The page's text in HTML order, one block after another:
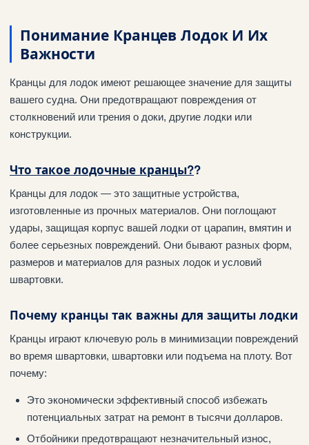
Понимание Кранцев Лодок И Их
Важности
Кранцы для лодок имеют решающее значение для защиты
вашего судна. Они предотвращают повреждения от
столкновений или трения о доки, другие лодки или
конструкции.
Что такое лодочные кранцы??
Кранцы для лодок — это защитные устройства,
изготовленные из прочных материалов. Они поглощают
удары, защищая корпус вашей лодки от царапин, вмятин и
более серьезных повреждений. Они бывают разных форм,
размеров и материалов для разных лодок и условий
швартовки.
Почему кранцы так важны для защиты лодки
Кранцы играют ключевую роль в минимизации повреждений
во время швартовки, швартовки или подъема на плоту. Вот
почему:
Это экономически эффективный способ избежать
потенциальных затрат на ремонт в тысячи долларов.
Отбойники предотвращают незначительный износ,